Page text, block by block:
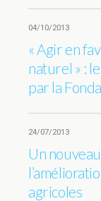
04/10/2013
« Agir en
naturel » :
par la
24/07/2013
Un
agricoles